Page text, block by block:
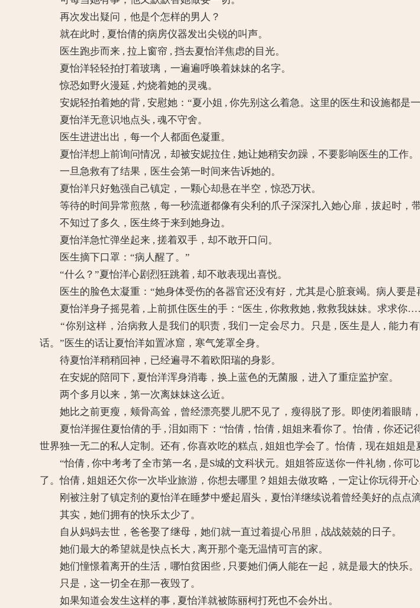
再次发出疑问，他是个怎样的男人？
就在此时 , 夏怡倩的病房仪器发出尖锐的叫声。
医生跑步而来 , 拉上窗帘 , 挡去夏怡洋焦虑的目光。
夏怡洋轻轻拍打着玻璃，一遍遍呼唤着妹妹的名字。
惊恐如野火漫延 , 灼烧着她的灵魂。
安妮轻拍着她的背 , 安慰她：“夏小姐 , 你先别这么着急。这里的医生和设施都是
夏怡洋无意识地点头 , 魂不守舍。
医生进进出出，每一个人都面色凝重。
夏怡洋想上前询问情况，却被安妮拉住 , 她让她稍安勿躁，不要影响医生的工作。
一旦急救有了结果，医生会第一时间来告诉她的。
夏怡洋只好勉强自己镇定，一颗心却悬在半空，惊恐万状。
等待的时间异常煎熬，每一秒流逝都像有尖利的爪子深深扎入她心扉，拔起时，带
不知过了多久，医生终于来到她身边。
夏怡洋急忙弹坐起来 , 搓着双手，却不敢开口问。
医生摘下口罩：“病人醒了。”
“什么？”夏怡洋心剧烈狂跳着 , 却不敢表现出喜悦。
医生的脸色太凝重：“她身体受伤的各器官还没有好，尤其是心脏衰竭。病人要是
夏怡洋身子摇晃着 , 上前抓住医生的手：“医生 , 你救救她 , 救救我妹妹。求求你
“你别这样，治病救人是我们的职责 , 我们一定会尽力。只是 , 医生是人 , 能力
话。”医生的话让夏怡洋如置冰窟，寒气笼罩全身。
待夏怡洋稍稍回神，已经遍寻不着欧阳瑞的身影。
在安妮的陪同下 , 夏怡洋浑身消毒，换上蓝色的无菌服，进入了重症监护室。
两个多月以来，第一次离妹妹这么近。
她比之前更瘦，颊骨高耸，曾经漂亮婴儿肥不见了，瘦得脱了形。即使闭着眼睛，
夏怡洋握住夏怡倩的手 , 泪如雨下：“怡倩，怡倩 , 姐姐来看你了。怡倩，你还记
世界独一无二的私人定制。还有 , 你喜欢吃的糕点 , 姐姐也学会了。怡倩，现在姐姐
“怡倩 , 你中考考了全市第一名 , 是S城的文科状元。姐姐答应送你一件礼物 , 你可
了。怡倩 , 姐姐还欠你一次毕业旅游，你想去哪里？姐姐去做攻略，一定让你玩得开
刚被注射了镇定剂的夏怡洋在睡梦中蹙起眉头，夏怡洋继续说着曾经美好的点点滴
其实，她们拥有的快乐太少了。
自从妈妈去世，爸爸娶了继母，她们就一直过着提心吊胆，战战兢兢的日子。
她们最大的希望就是快点长大 , 离开那个毫无温情可言的家。
她们憧憬着离开的生活，哪怕贫困些 , 只要她们俩人能在一起，就是最大的快乐。
只是，这一切全在那一夜毁了。
如果知道会发生这样的事 , 夏怡洋就被陈丽柯打死也不会外出。